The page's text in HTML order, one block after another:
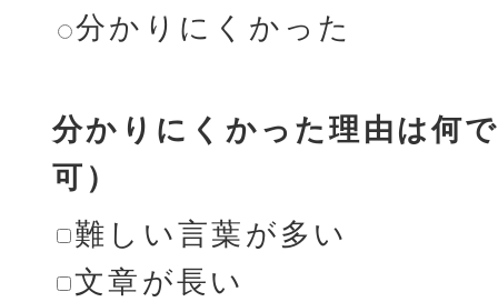
分かりにくかった
分かりにくかった理由は何
可）
難しい言葉が多い
文章が長い